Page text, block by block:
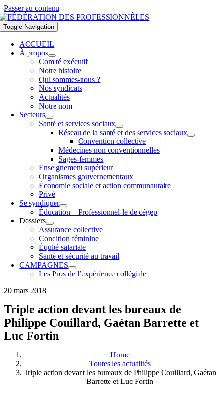
Passer au contenu
Toggle Navigation
ACCUEIL
À propos
Comité exécutif
Notre histoire
Qui sommes-nous ?
Nos syndicats
Actualités
Notre nom
Secteurs
Santé et services sociaux
Réseau de la santé et des services sociaux
Convention collective
Médecines non conventionnelles
Sages-femmes
Enseignement supérieur
Organismes gouvernementaux
Économie sociale et action communautaire
Privé
Se syndiquer
Éducation – Professionnel-le de cégep
Dossiers
Assurance collective
Condition féminine
Équité salariale
Santé et sécurité au travail
CAMPAGNES
Les Pros de l’expérience collégiale
20 mars 2018
Triple action devant les bureaux de
Philippe Couillard, Gaétan Barrette et
Luc Fortin
Home
Toutes les actualités
Triple action devant les bureaux de Philippe Couillard, Gaétan
Barrette et Luc Fortin